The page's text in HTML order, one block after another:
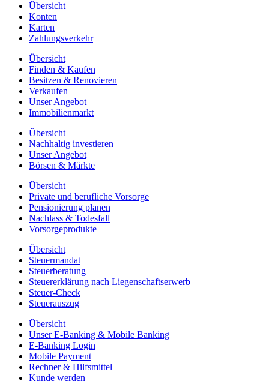
Übersicht
Konten
Karten
Zahlungsverkehr
Übersicht
Finden & Kaufen
Besitzen & Renovieren
Verkaufen
Unser Angebot
Immobilienmarkt
Übersicht
Nachhaltig investieren
Unser Angebot
Börsen & Märkte
Übersicht
Private und berufliche Vorsorge
Pensionierung planen
Nachlass & Todesfall
Vorsorgeprodukte
Übersicht
Steuermandat
Steuerberatung
Steuererklärung nach Liegenschaftserwerb
Steuer-Check
Steuerauszug
Übersicht
Unser E-Banking & Mobile Banking
E-Banking Login
Mobile Payment
Rechner & Hilfsmittel
Kunde werden